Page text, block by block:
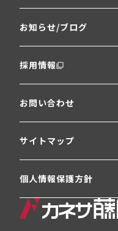
プライベート商品
モバイル発注システム
経営理念
代表メッセージ
拠点・店舗一覧
お知らせ/ブログ
イベント
社長ブログ
おすすめ商品情報
採用情報
お問い合わせ
サイトマップ
個人情報保護方針